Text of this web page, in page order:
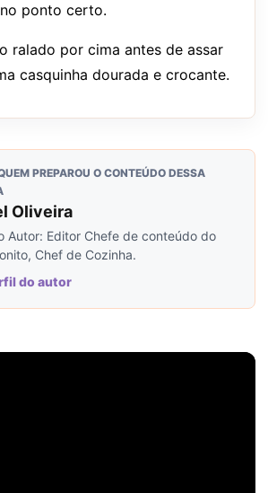
ponto certo.
ralado por cima antes de assar
casquinha dourada e crocante.
PREPAROU O CONTEÚDO DESSA
Oliveira
Autor: Editor Chefe de conteúdo do
Chef de Cozinha.
do autor